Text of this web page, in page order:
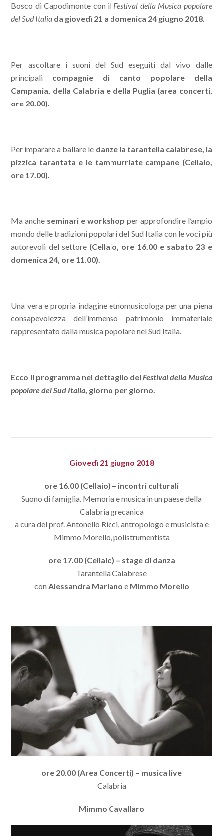
Bosco di Capodimonte con il Festival della Musica popolare
del Sud Italia da giovedì 21 a domenica 24 giugno 2018.
Per ascoltare i suoni del Sud eseguiti dal vivo dalle
principali compagnie di canto popolare della
Campania, della Calabria e della Puglia (area concerti,
ore 20.00).
Per imparare a ballare le danze la tarantella calabrese, la
pizzica tarantata e le tammurriate campane (Cellaio,
ore 17.00).
Ma anche seminari e workshop per approfondire l’ampio
mondo delle tradizioni popolari del Sud Italia con le voci più
autorevoli del settore (Cellaio, ore 16.00 e sabato 23 e
domenica 24, ore 11.00).
Una vera e propria indagine etnomusicologa per una piena
consapevolezza dell’immenso patrimonio immateriale
rappresentato dalla musica popolare nel Sud Italia.
Ecco il programma nel dettaglio del Festival della Musica
popolare del Sud Italia , giorno per giorno.
Giovedì 21 giugno 2018
ore 16.00 (Cellaio) – incontri culturali
Suono di famiglia. Memoria e musica in un paese della
Calabria grecanica
a cura del prof. Antonello Ricci, antropologo e musicista e
Mimmo Morello, polistrumentista
ore 17.00 (Cellaio) – stage di danza
Tarantella Calabrese
con Alessandra Mariano e Mimmo Morello
ore 20.00 (Area Concerti) – musica live
Calabria
Mimmo Cavallaro